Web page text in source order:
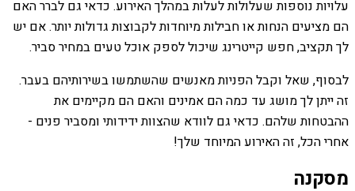
עלויות נוספות שעלולות לעלות במהלך האירוע. כדאי גם לברר האם
הם מציעים הנחות או חבילות מיוחדות לקבוצות גדולות יותר. אם יש
לך תקציב, חפש קייטרינג שיכול לספק אוכל טעים במחיר סביר.
לבסוף, שאל וקבל הפניות מאנשים שהשתמשו בשירותיהם בעבר.
זה ייתן לך מושג עד כמה הם אמינים והאם הם מקיימים את
ההבטחות שלהם. כדאי גם לוודא שהצוות ידידותי ומסביר פנים -
אחרי הכל, זה האירוע המיוחד שלך!
מסקנה